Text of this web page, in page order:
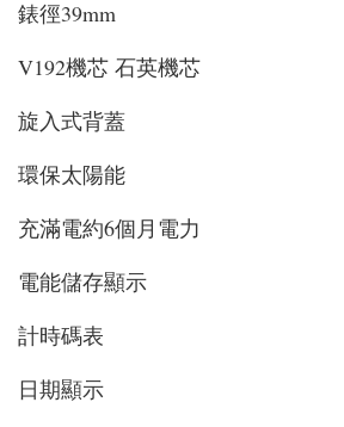
錶徑39mm
V192機芯 石英機芯
旋入式背蓋
環保太陽能
充滿電約6個月電力
電能儲存顯示
計時碼表
日期顯示